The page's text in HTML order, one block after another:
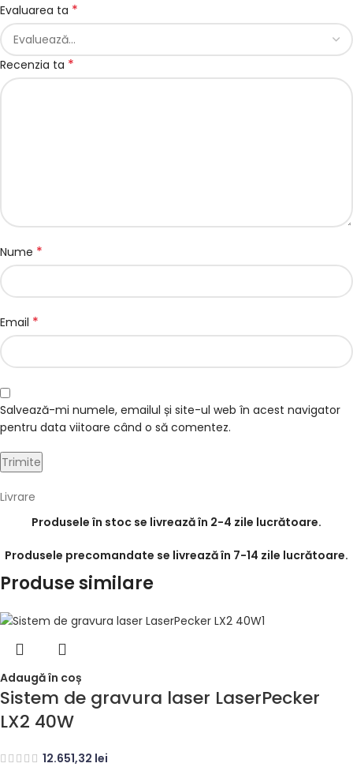
Evaluarea ta *
Recenzia ta *
Nume *
Email *
Salvează-mi numele, emailul și site-ul web în acest navigator
pentru data viitoare când o să comentez.
Livrare
Produsele în stoc se livrează în 2-4 zile lucrătoare.
Produsele precomandate se livrează în 7-14 zile lucrătoare.
Produse similare
Adaugă în coș
Sistem de gravura laser LaserPecker
LX2 40W
12.651,32 lei